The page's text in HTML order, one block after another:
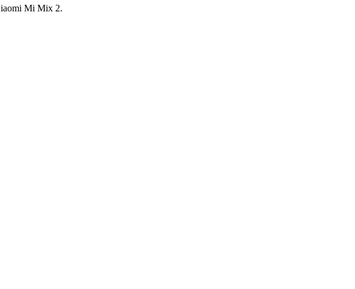
Mi Mix 2.